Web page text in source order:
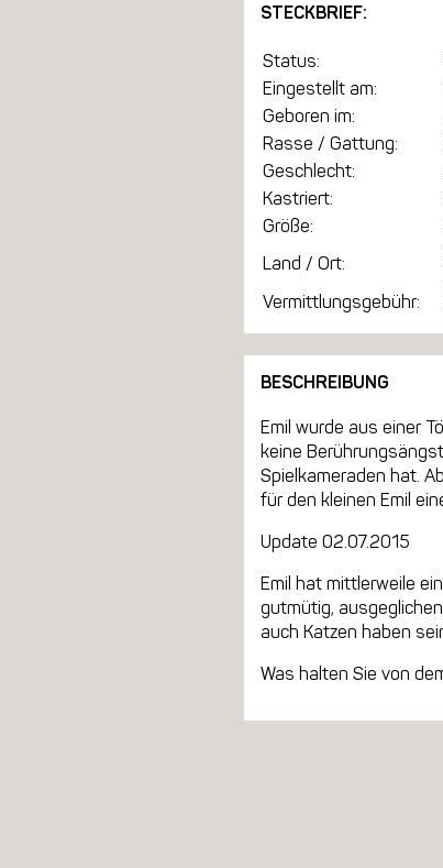
STECKBRIEF:
Status:
Eingestellt am:
Geboren im:
Rasse / Gattung:
Geschlecht:
Kastriert:
Größe:
Land / Ort:
Vermittlungsgebühr:
BESCHREIBUNG
Emil wurde aus einer
keine
Spielkameraden hat.
für den kleinen Emil
Update 02.07.2015
Emil hat mittlerweile
gutmütig,
auch Katzen haben
Was halten Sie von